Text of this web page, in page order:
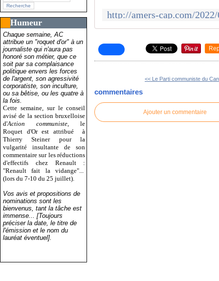
Humeur
Chaque semaine, AC
attribue un "roquet d'or" à un
journaliste qui n'aura pas
honoré son métier, que ce
soit par sa complaisance
politique envers les forces
de l'argent, son agressivité
corporatiste, son inculture,
ou sa bêtise, ou les quatre à
la fois.
Cette semaine, sur le conseil
avisé de la section bruxelloise
d'Action communiste , le
Roquet d'Or est attribué
à
Thierry Steiner pour la
vulgarité insultante de son
commentaire sur les réductions
d'effectifs chez Renault :
"Renault fait la vidange"...
(lors du 7-10 du 25 juillet).
Vos avis et propositions de
nominations sont les
bienvenus, tant la tâche est
immense... [Toujours
préciser la date, le titre de
l'émission et le nom du
lauréat éventuel].
<< Le Parti communiste du
commentaires
Ajouter un commentaire